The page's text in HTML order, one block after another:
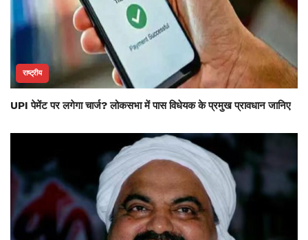
राष्ट्रीय
UPI पेमेंट पर लगेगा चार्ज? लोकसभा में पास विधेयक के प्रमुख प्रावधान जानिए